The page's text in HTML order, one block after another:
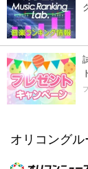
オリコングル